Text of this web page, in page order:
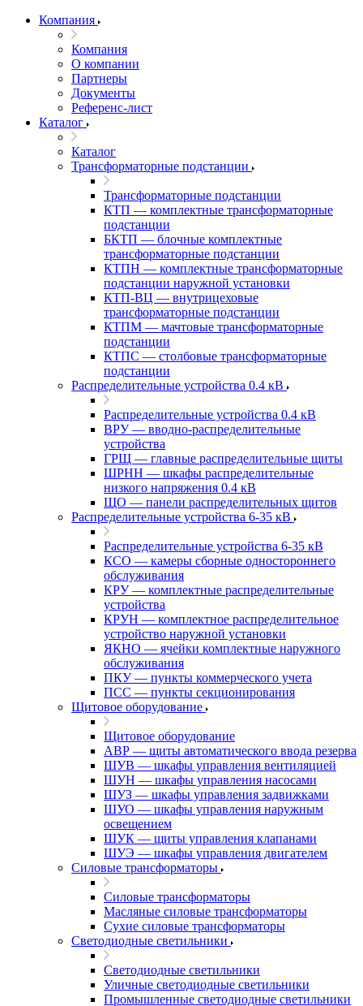
Компания
Компания
О компании
Партнеры
Документы
Референс-лист
Каталог
Каталог
Трансформаторные подстанции
Трансформаторные подстанции
КТП — комплектные трансформаторные
подстанции
БКТП — блочные комплектные
трансформаторные подстанции
КТПН — комплектные трансформаторные
подстанции наружной установки
КТП-ВЦ — внутрицеховые
трансформаторные подстанции
КТПМ — мачтовые трансформаторные
подстанции
КТПС — столбовые трансформаторные
подстанции
Распределительные устройства 0.4 кВ
Распределительные устройства 0.4 кВ
ВРУ — вводно-распределительные
устройства
ГРЩ — главные распределительные щиты
ШРНН — шкафы распределительные
низкого напряжения 0.4 кВ
ЩО — панели распределительных щитов
Распределительные устройства 6-35 кВ
Распределительные устройства 6-35 кВ
КСО — камеры сборные одностороннего
обслуживания
КРУ — комплектные распределительные
устройства
КРУН — комплектное распределительное
устройство наружной установки
ЯКНО — ячейки комплектные наружного
обслуживания
ПКУ — пункты коммерческого учета
ПСС — пункты секционирования
Щитовое оборудование
Щитовое оборудование
АВР — щиты автоматического ввода резерва
ШУВ — шкафы управления вентиляцией
ШУН — шкафы управления насосами
ШУЗ — шкафы управления задвижками
ШУО — шкафы управления наружным
освещением
ШУК — щиты управления клапанами
ШУЭ — шкафы управления двигателем
Силовые трансформаторы
Силовые трансформаторы
Масляные силовые трансформаторы
Сухие силовые трансформаторы
Светодиодные светильники
Светодиодные светильники
Уличные светодиодные светильники
Промышленные светодиодные светильники